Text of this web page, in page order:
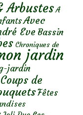
Arbustes A
Avec
Eve Bassin
Chroniques de
jardin
jardin
Coups de
Fêtes